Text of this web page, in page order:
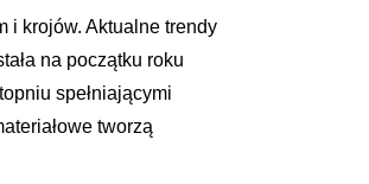
i krojów. Aktualne trendy
na początku roku
spełniającymi
tworzą